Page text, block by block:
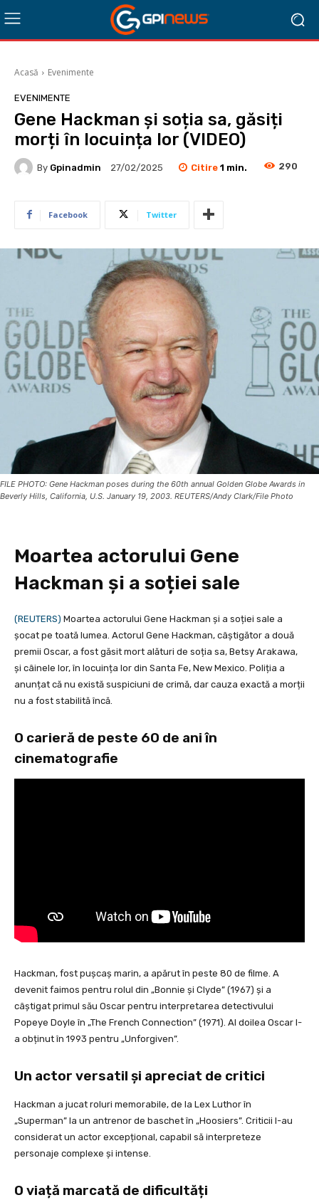
Acasă Evenimente
EVENIMENTE
Gene Hackman și soția sa, găsiți
morți în locuința lor (VIDEO)
By Gpinadmin 27/02/2025 Citire 1 min. 290
Facebook Twitter
FILE PHOTO: Gene Hackman poses during the 60th annual Golden Globe Awards in
Beverly Hills, California, U.S. January 19, 2003. REUTERS/Andy Clark/File Photo
Moartea actorului Gene
Hackman și a soției sale
(REUTERS) Moartea actorului Gene Hackman și a soției sale a
șocat pe toată lumea. Actorul Gene Hackman, câștigător a două
premii Oscar, a fost găsit mort alături de soția sa, Betsy Arakawa,
și câinele lor, în locuința lor din Santa Fe, New Mexico. Poliția a
anunțat că nu există suspiciuni de crimă, dar cauza exactă a morții
nu a fost stabilită încă.
O carieră de peste 60 de ani în
cinematografie
Hackman, fost pușcaș marin, a apărut în peste 80 de filme. A
devenit faimos pentru rolul din „Bonnie și Clyde” (1967) și a
câștigat primul său Oscar pentru interpretarea detectivului
Popeye Doyle în „The French Connection” (1971). Al doilea Oscar l-
a obținut în 1993 pentru „Unforgiven”.
Un actor versatil și apreciat de critici
Hackman a jucat roluri memorabile, de la Lex Luthor în
„Superman” la un antrenor de baschet în „Hoosiers”. Criticii l-au
considerat un actor excepțional, capabil să interpreteze
personaje complexe și intense.
O viață marcată de dificultăți